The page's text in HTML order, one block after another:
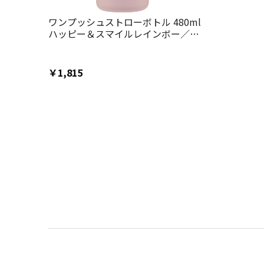
ワンプッシュストローボトル 480ml
ハッピー＆スマイルレインボー／
￥1,815